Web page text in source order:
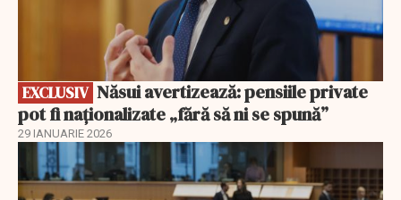
EXCLUSIV
pot fi naționalizate „fără să ni se spună”
29 IANUARIE 2026